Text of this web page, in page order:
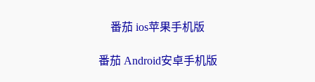
番茄 ios苹果手机版
番茄 Android安卓手机版